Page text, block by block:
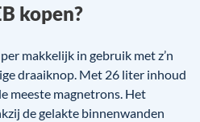
kopen?
makkelijk in gebruik met z’n
draaiknop. Met 26 liter inhoud
meeste magnetrons. Het
de gelakte binnenwanden